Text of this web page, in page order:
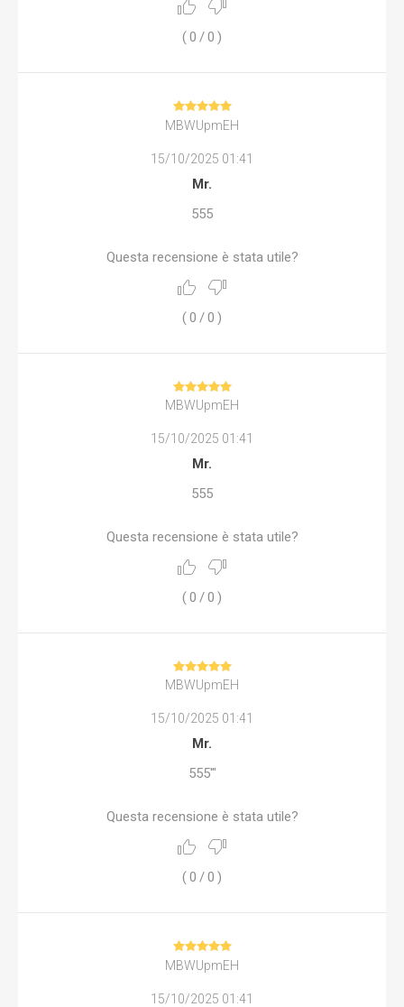
(0 /0 )
MBWUpmEH
15/10/2025 01:41
Mr.
555
Questa recensione è stata utile?
(0 /0 )
MBWUpmEH
15/10/2025 01:41
Mr.
555
Questa recensione è stata utile?
(0 /0 )
MBWUpmEH
15/10/2025 01:41
Mr.
555'"
Questa recensione è stata utile?
(0 /0 )
MBWUpmEH
15/10/2025 01:41